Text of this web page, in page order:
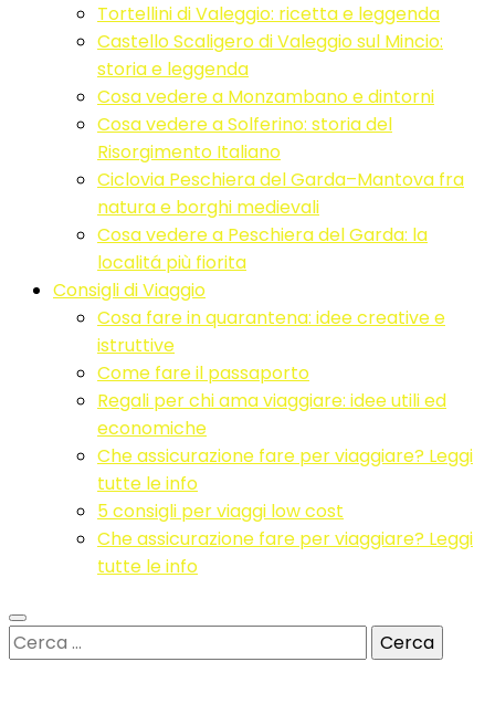
Tortellini di Valeggio: ricetta e leggenda
Castello Scaligero di Valeggio sul Mincio:
storia e leggenda
Cosa vedere a Monzambano e dintorni
Cosa vedere a Solferino: storia del
Risorgimento Italiano
Ciclovia Peschiera del Garda–Mantova fra
natura e borghi medievali
Cosa vedere a Peschiera del Garda: la
localitá più fiorita
Consigli di Viaggio
Cosa fare in quarantena: idee creative e
istruttive
Come fare il passaporto
Regali per chi ama viaggiare: idee utili ed
economiche
Che assicurazione fare per viaggiare? Leggi
tutte le info
5 consigli per viaggi low cost
Che assicurazione fare per viaggiare? Leggi
tutte le info
Ricerca
per: